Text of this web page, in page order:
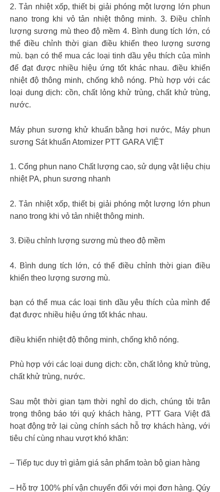
2. Tản nhiệt xốp, thiết bị giải phóng một lượng lớn phun
nano trong khi vỏ tản nhiệt thông minh. 3. Điều chỉnh
lượng sương mù theo độ mềm 4. Bình dung tích lớn, có
thể điều chỉnh thời gian điều khiển theo lượng sương
mù. bạn có thể mua các loại tinh dầu yêu thích của mình
để đạt được nhiều hiệu ứng tốt khác nhau. điều khiển
nhiệt độ thông minh, chống khô nóng. Phù hợp với các
loại dung dịch: cồn, chất lỏng khử trùng, chất khử trùng,
nước.
Máy phun sương khử khuẩn bằng hơi nước, Máy phun
sương Sát khuẩn Atomizer PTT GARA VIỆT
1. Cổng phun nano Chất lượng cao, sử dụng vật liệu chịu
nhiệt PA, phun sương nhanh
2. Tản nhiệt xốp, thiết bị giải phóng một lượng lớn phun
nano trong khi vỏ tản nhiệt thông minh.
3. Điều chỉnh lượng sương mù theo độ mềm
4. Bình dung tích lớn, có thể điều chỉnh thời gian điều
khiển theo lượng sương mù.
bạn có thể mua các loại tinh dầu yêu thích của mình để
đạt được nhiều hiệu ứng tốt khác nhau.
điều khiển nhiệt độ thông minh, chống khô nóng.
Phù hợp với các loại dung dịch: cồn, chất lỏng khử trùng,
chất khử trùng, nước.
Sau một thời gian tạm thời nghỉ do dịch, chúng tôi trân
trọng thông báo tới quý khách hàng, PTT Gara Việt đã
hoạt động trở lại cùng chính sách hỗ trợ khách hàng, với
tiêu chí cùng nhau vượt khó khăn:
– Tiếp tục duy trì giảm giá sản phẩm toàn bộ gian hàng
– Hỗ trợ 100% phí vận chuyển đối với mọi đơn hàng. Qúy